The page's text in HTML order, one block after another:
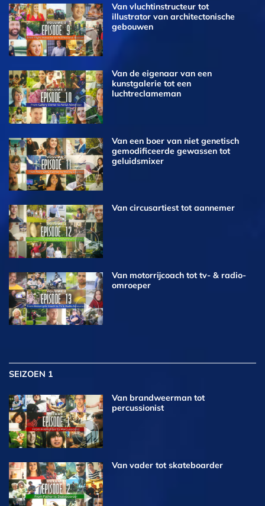
Van vluchtinstructeur tot
illustrator van architectonische
gebouwen
Van de eigenaar van een
kunstgalerie tot een
luchtreclameman
Van een boer van niet genetisch
gemodificeerde gewassen tot
geluidsmixer
Van circusartiest tot aannemer
Van motorrijcoach tot tv- & radio-
omroeper
SEIZOEN 1
Van brandweerman tot
percussionist
Van vader tot skateboarder